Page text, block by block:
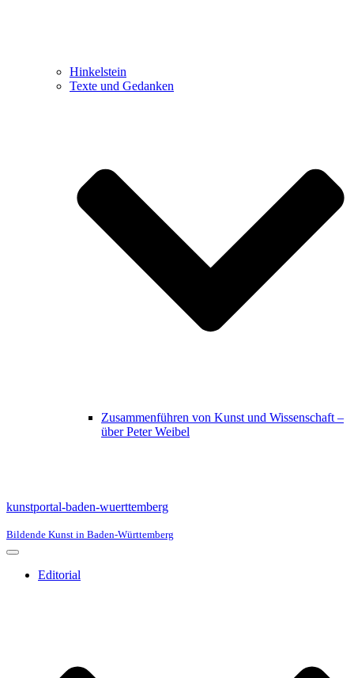
Hinkelstein
Texte und Gedanken
Zusammenführen von Kunst und Wissenschaft –
über Peter Weibel
kunstportal-baden-wuerttemberg
Bildende Kunst in Baden-Württemberg
Navigationsmenü
Editorial